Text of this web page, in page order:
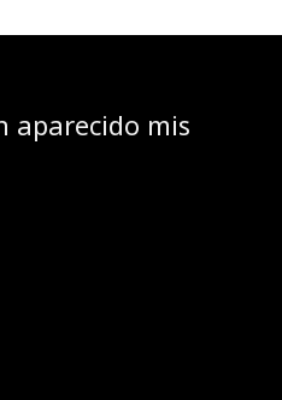
aparecido mis